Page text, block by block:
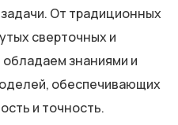
От традиционных
сверточных и
знаниями и
обеспечивающих
и точность.